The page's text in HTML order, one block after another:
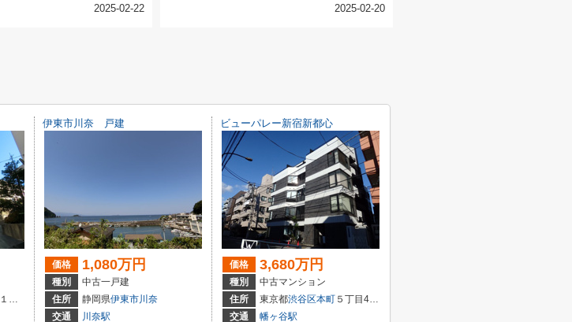
2025-02-22 2025-02-20
１丁目27-18
伊東市川奈 戸建
価格 1,080万円
種別
中古一戸建
住所
静岡県伊東市川奈
交通
川奈駅
ビューパレー新宿新都心
価格 3,680万円
種別
中古マンション
住所
東京都渋谷区本町 ５丁目42-11
交通
幡ヶ谷駅